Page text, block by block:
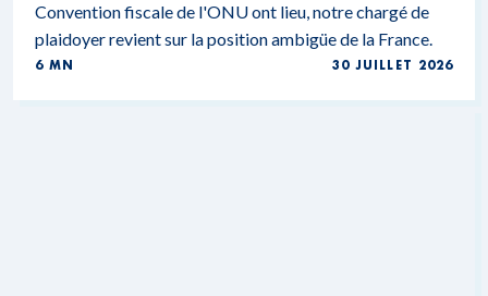
Convention fiscale de l'ONU ont lieu, notre chargé de
plaidoyer revient sur la position ambigüe de la France.
6 MN 30 JUILLET 2026